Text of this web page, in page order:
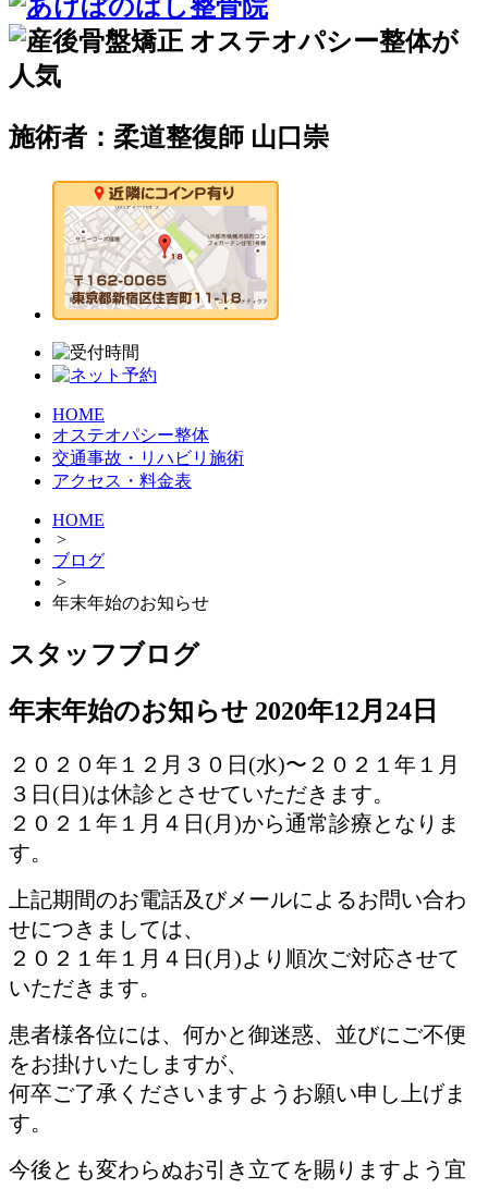
施術者：柔道整復師 山口崇
HOME
オステオパシー整体
交通事故・リハビリ施術
アクセス・料金表
HOME
>
ブログ
>
年末年始のお知らせ
スタッフブログ
年末年始のお知らせ 2020年12月24日
２０２０年１２月３０日(水)〜２０２１年１月
３日(日)は休診とさせていただきます。
２０２１年１月４日(月)から通常診療となりま
す。
上記期間のお電話及びメールによるお問い合わ
せにつきましては、
２０２１年１月４日(月)より順次ご対応させて
いただきます。
患者様各位には、何かと御迷惑、並びにご不便
をお掛けいたしますが、
何卒ご了承くださいますようお願い申し上げま
す。
今後とも変わらぬお引き立てを賜りますよう宜